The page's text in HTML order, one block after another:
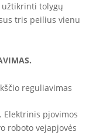
tolygų
tris peilius vienu
Elektrinis pjovimos
roboto vejapjovės